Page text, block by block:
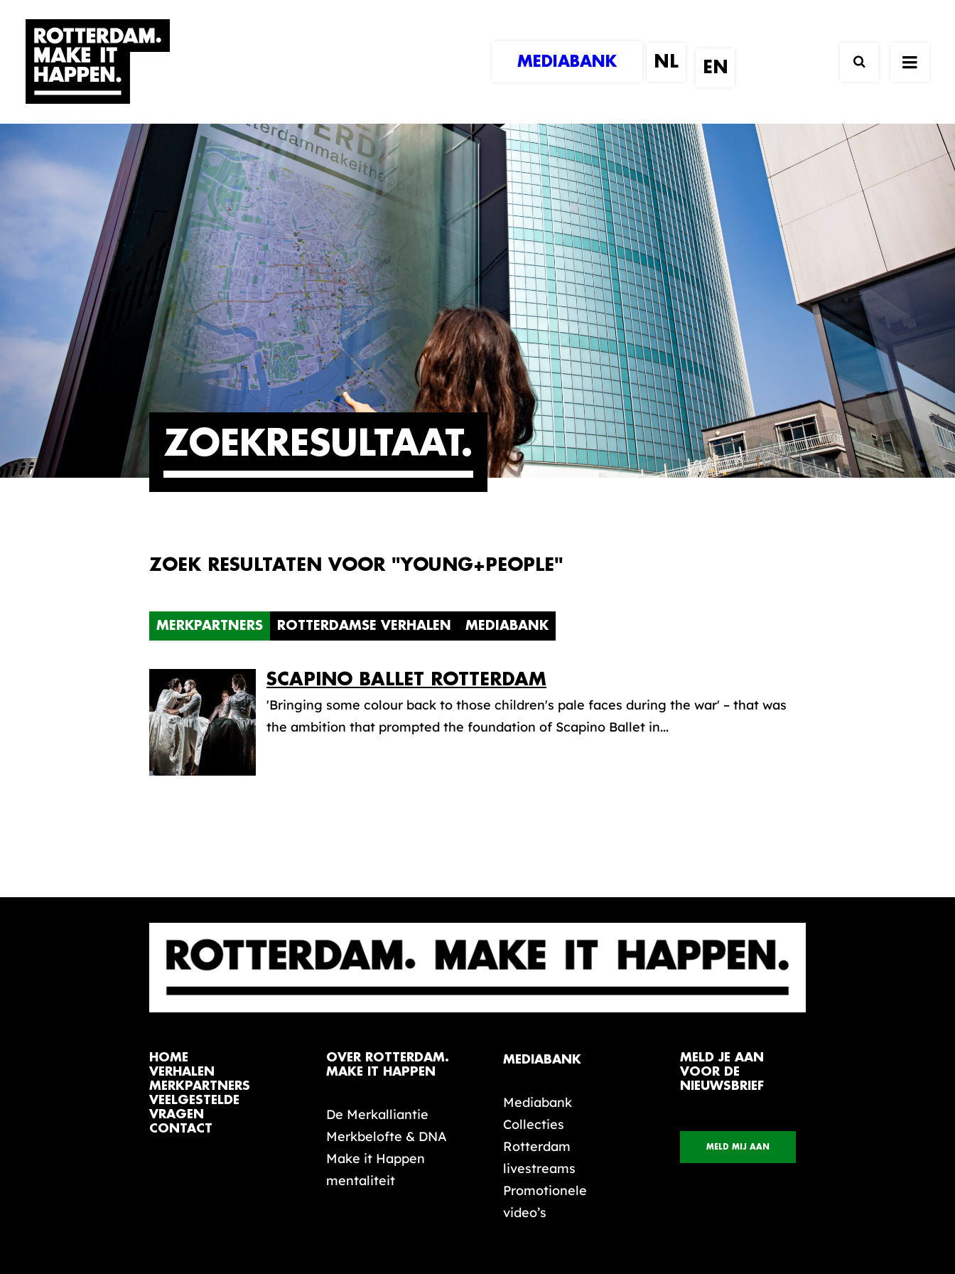
MEDIABANK
ZOEKRESULTAAT
ZOEK RESULTATEN VOOR "YOUNG+PEOPLE"
MERKPARTNERS ROTTERDAMSE VERHALEN MEDIABANK
SCAPINO BALLET ROTTERDAM
'Bringing some colour back to those children's pale faces during the war' – that was
the ambition that prompted the foundation of Scapino Ballet in...
HOME
VERHALEN
MERKPARTNERS
VEELGESTELDE
VRAGEN
CONTACT
OVER ROTTERDAM.
MAKE IT HAPPEN
De Merkalliantie
Merkbelofte & DNA
Make it Happen
mentaliteit
MEDIABANK
Mediabank
Collecties
Rotterdam
livestreams
Promotionele
video’s
MELD JE AAN
VOOR DE
NIEUWSBRIEF
MELD MIJ AAN